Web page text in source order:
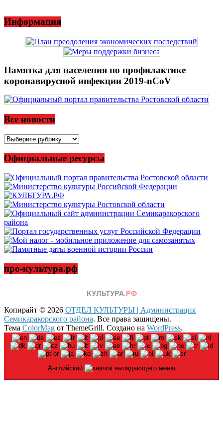
Информация
Памятка для населения по профилактике
коронавирусной инфекции 2019-nCoV
Все новости
Все
Официальные ресурсы
про-культура.рф
Копирайт © 2026 ОТДЕЛ КУЛЬТУРЫ | Администрация
Семикаракорского района. Все права защищены.
Тема ColorMag от ThemeGrill. Создано на WordPress.
Английский